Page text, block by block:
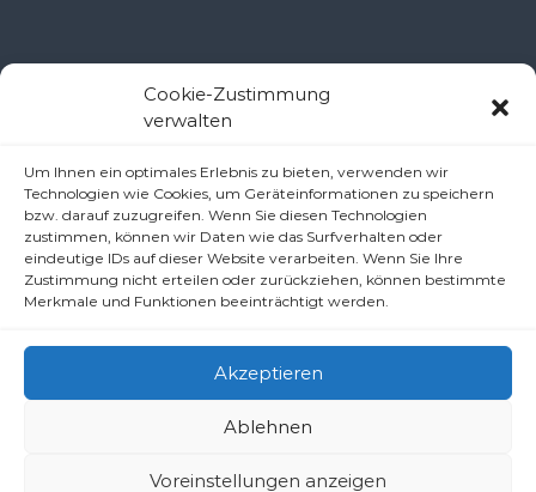
Cookie-Zustimmung
verwalten
Um Ihnen ein optimales Erlebnis zu bieten, verwenden wir
Technologien wie Cookies, um Geräteinformationen zu speichern
bzw. darauf zuzugreifen. Wenn Sie diesen Technologien
zustimmen, können wir Daten wie das Surfverhalten oder
eindeutige IDs auf dieser Website verarbeiten. Wenn Sie Ihre
Zustimmung nicht erteilen oder zurückziehen, können bestimmte
Merkmale und Funktionen beeinträchtigt werden.
Akzeptieren
Ablehnen
Voreinstellungen anzeigen
Kontakt Ramsau
Pfarrer Dr. Slavomír Dlugoš
Oberdörfl 8, 3172 Ramsau
Telefon: +43 2764 8240
E-Mail: pfarre.ramsau@gmx.at
Pfarren unter derAraburg